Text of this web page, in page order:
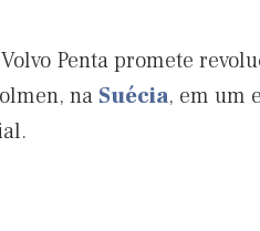
Penta promete
na Suécia, em um